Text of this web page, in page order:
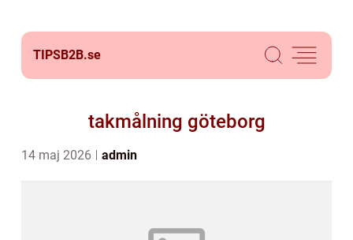
TIPSB2B.se
takmålning göteborg
14 maj 2026 admin